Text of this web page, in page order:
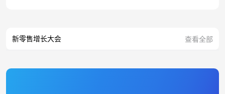
新零售增长大会 查看全部